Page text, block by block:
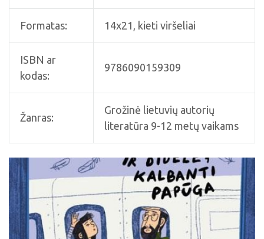
Formatas: 14x21, kieti viršeliai
ISBN ar
kodas:
9786090159309
Žanras:
Grožinė lietuvių autorių
literatūra 9-12 metų vaikams